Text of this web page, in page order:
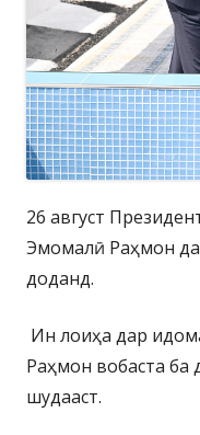
26 август
Эмомалӣ Раҳмон
доданд.
Ин лоиҳа дар
Раҳмон вобаста ба
шудааст.